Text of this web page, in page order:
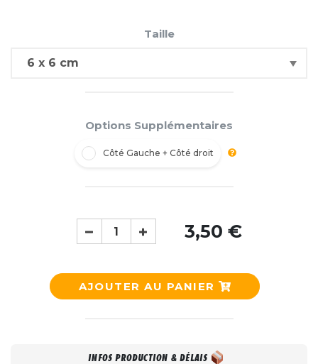
Taille
Options Supplémentaires
Côté Gauche + Côté droit
3,50 €
AJOUTER AU PANIER
INFOS PRODUCTION & DÉLAIS